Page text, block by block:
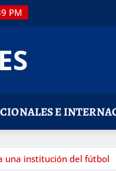
PM
E
una institución del fútbol